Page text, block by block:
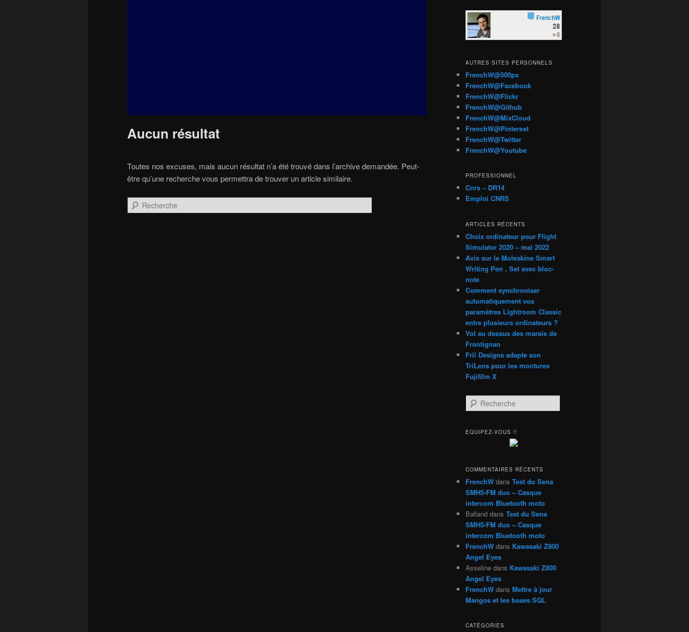
Aucun résultat
Toutes nos excuses, mais aucun résultat n’a été trouvé dans l’archive demandée. Peut-
être qu’une recherche vous permettra de trouver un article similaire.
Recherche
AUTRES SITES PERSONNELS
FrenchW@500px
FrenchW@Facebook
FrenchW@Flickr
FrenchW@Github
FrenchW@MixCloud
FrenchW@Pinterest
FrenchW@Twitter
FrenchW@Youtube
PROFESSIONNEL
Cnrs – DR14
Emploi CNRS
ARTICLES RÉCENTS
Choix ordinateur pour Flight
Simulator 2020 – mai 2022
Avis sur le Moleskine Smart
Writing Pen , Set avec bloc-
note
Comment synchroniser
automatiquement vos
paramètres Lightroom Classic
entre plusieurs ordinateurs ?
Vol au dessus des marais de
Frontignan
Frii Designs adapte son
TriLens pour les montures
Fujifilm X
e
h
h
e
EQUIPEZ-VOUS !!
COMMENTAIRES RÉCENTS
FrenchW dans Test du Sena
SMH5-FM duo – Casque
intercom Bluetooth moto
Balland dans Test du Sena
SMH5-FM duo – Casque
intercom Bluetooth moto
FrenchW dans Kawasaki Z800
Angel Eyes
Asseline dans Kawasaki Z800
Angel Eyes
FrenchW dans Mettre à jour
Mangos et les bases SQL
CATÉGORIES